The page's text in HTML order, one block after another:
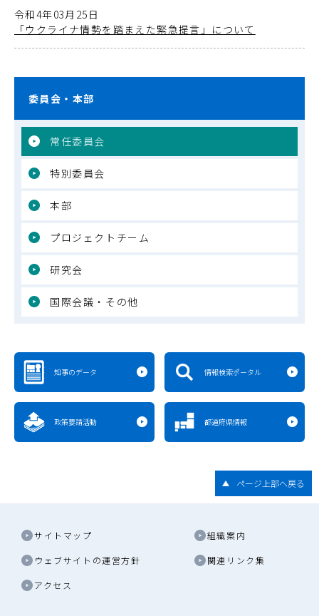
令和4年03月25日
「ウクライナ情勢を踏まえた緊急提言」について
委員会・本部
常任委員会
特別委員会
本部
プロジェクトチーム
研究会
国際会議・その他
知事のデータ 情報検索ポータル
政策要請活動 都道府県情報
ページ上部へ戻る
サイトマップ 組織案内
ウェブサイトの運営方針 関連リンク集
アクセス